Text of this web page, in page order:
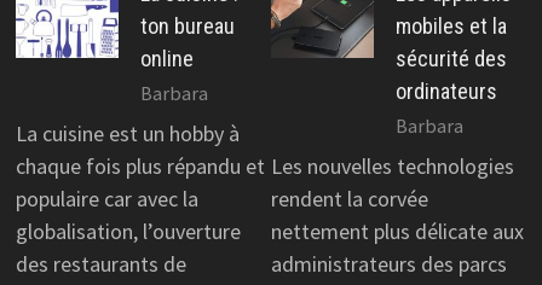
ton bureau
online
Barbara
La cuisine est un hobby à
chaque fois plus répandu et
populaire car avec la
globalisation, l’ouverture
des restaurants de
mobiles et la
sécurité des
ordinateurs
Barbara
Les nouvelles technologies
rendent la corvée
nettement plus délicate aux
administrateurs des parcs